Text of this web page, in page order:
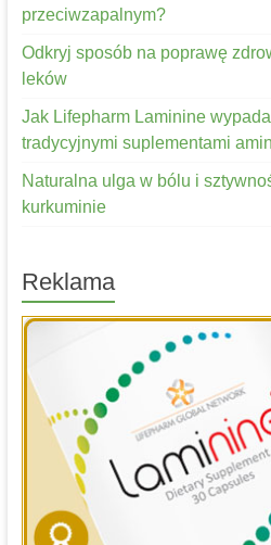
przeciwzapalnym?
Odkryj sposób na poprawę
leków
Jak Lifepharm Laminine
tradycyjnymi suplementami
Naturalna ulga w bólu i
kurkuminie
Reklama